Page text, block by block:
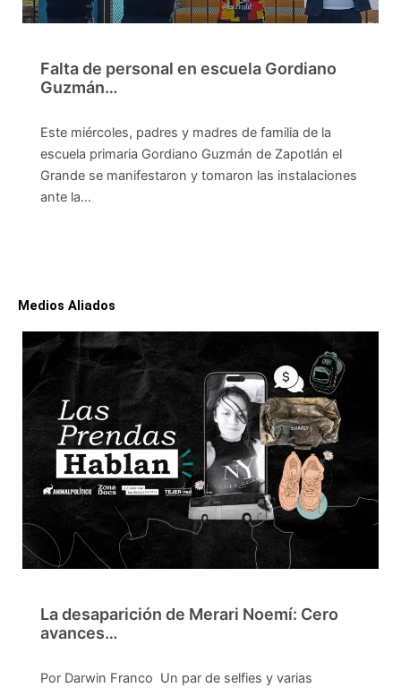
Falta de personal en escuela Gordiano
Guzmán…
Este miércoles, padres y madres de familia de la
escuela primaria Gordiano Guzmán de Zapotlán el
Grande se manifestaron y tomaron las instalaciones
ante la…
Medios Aliados
La desaparición de Merari Noemí: Cero
avances…
Por Darwin Franco Un par de selfies y varias